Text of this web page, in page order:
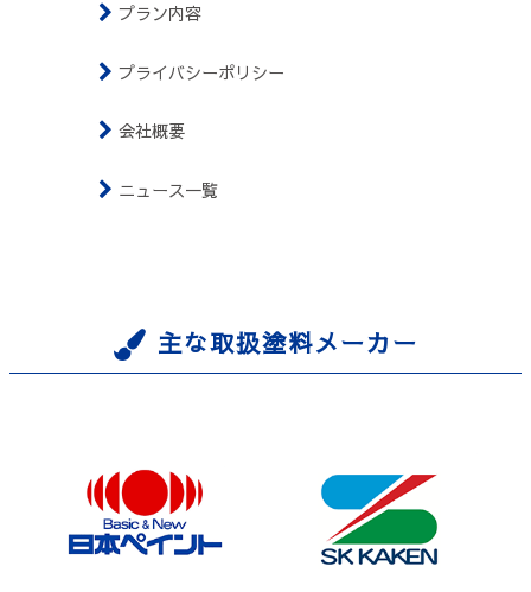
プラン内容
プライバシーポリシー
会社概要
ニュース一覧
主な取扱塗料メーカー